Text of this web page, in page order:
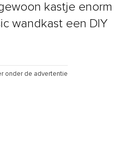
kastje enorm
wandkast een DIY
onder de advertentie